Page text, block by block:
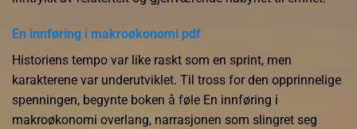
En innføring i makroøkonomi pdf
Historiens tempo var like raskt som en sprint, men
karakterene var underutviklet. Til tross for den opprinnelige
spenningen, begynte boken å føle En innføring i
makroøkonomi overlang, narrasjonen som slingret seg